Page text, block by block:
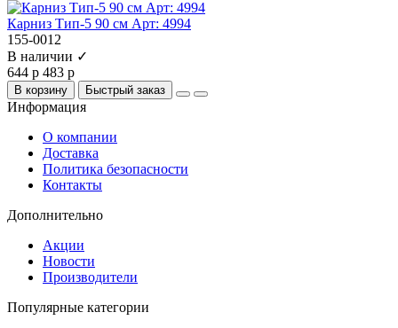
Карниз Тип-5 90 см Арт: 4994
155-0012
В наличии ✓
644 р 483 р
В корзину Быстрый заказ
Информация
О компании
Доставка
Политика безопасности
Контакты
Дополнительно
Акции
Новости
Производители
Популярные категории